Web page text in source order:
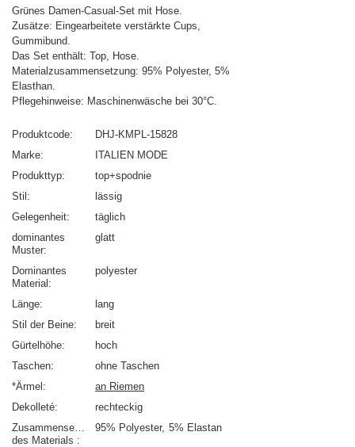
Grünes Damen-Casual-Set mit Hose.
Zusätze: Eingearbeitete verstärkte Cups,
Gummibund.
Das Set enthält: Top, Hose.
Materialzusammensetzung: 95% Polyester, 5%
Elasthan.
Pflegehinweise: Maschinenwäsche bei 30°C.
Produktcode
DHJ-KMPL-15828
Marke
ITALIEN MODE
Produkttyp
top+spodnie
Stil
lässig
Gelegenheit
täglich
dominantes
Muster
glatt
Dominantes
Material
polyester
Länge
lang
Stil der Beine
breit
Gürtelhöhe
hoch
Taschen
ohne Taschen
*Ärmel
an Riemen
Dekolleté
rechteckig
Zusammensetzung
des Materials
95% Polyester 5% Elastan